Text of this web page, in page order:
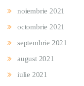
noiembrie 2021
octombrie 2021
septembrie 2021
august 2021
iulie 2021